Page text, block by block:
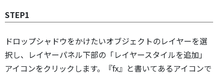
STEP1
ドロップシャドウをかけたいオブジェクトのレイヤーを選
択し、レイヤーパネル下部の「レイヤースタイルを追加」
アイコンをクリックします。『fx』と書いてあるアイコンで